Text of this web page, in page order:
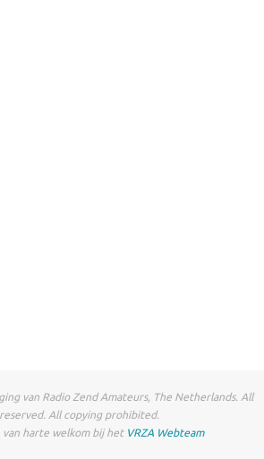
van Radio Zend Amateurs, The Netherlands. All
All copying prohibited.
van harte welkom bij het VRZA Webteam